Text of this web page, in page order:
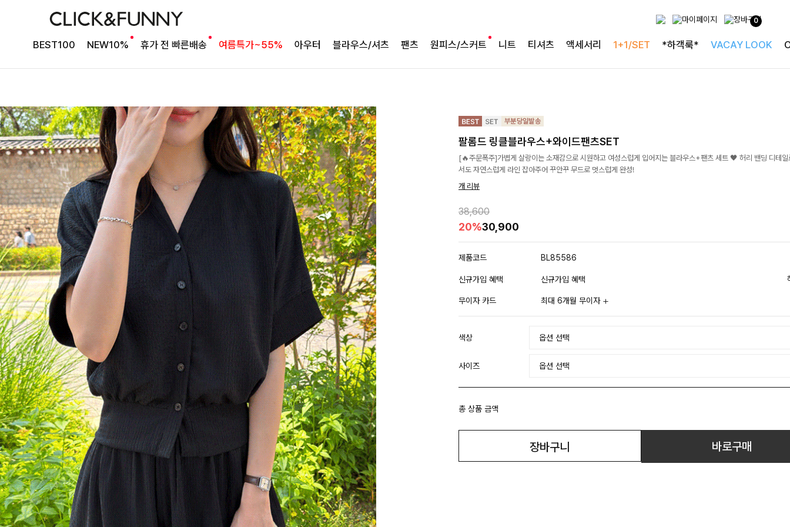
0
BEST100 NEW10% 휴가 전 빠른배송 여름특가~55% 아우터 블라우스/셔츠 팬츠 원피스/스커트 니트 티셔츠 액세서리 1+1/SET *하객룩* VACAY LOOK
팔롬드 링클블라우스+와이드팬츠SET
[🔥주문폭주]가볍게 살랑이는 소재감으로 시원하고 여성스럽게 입어지는 블라우스+팬츠 세트 🖤 허리 밴딩 디테일
서도 자연스럽게 라인 잡아주어 꾸안꾸 무드로 멋스럽게 완성!
개 리뷰
38,600
20%30,900
제품코드 BL85586
신규가입 혜택 신규가입 혜택
무이자 카드 최대 6개월 무이자
색상
사이즈
총 상품 금액
장바구니 바로구매